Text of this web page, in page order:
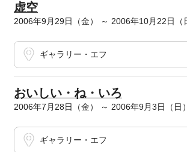
虚空
2006年9月29日（金） ～ 2006年10月22日（
ギャラリー・エフ
おいしい・ね・いろ
2006年7月28日（金） ～ 2006年9月3日（日）
ギャラリー・エフ